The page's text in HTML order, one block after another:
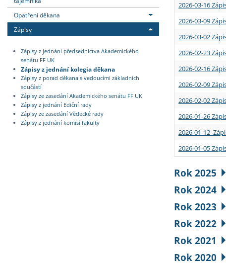
Opatření děkana
Zápisy
Zápisy z jednání předsednictva Akademického
senátu FF UK
Zápisy z jednání kolegia děkana
Zápisy z porad děkana s vedoucími základních
součástí
Zápisy ze zasedání Akademického senátu FF UK
Zápisy z jednání Ediční rady
Zápisy ze zasedání Vědecké rady
Zápisy z jednání komisí fakulty
2026-03-16
2026-03-09
2026-03-02
2026-02-23
2026-02-16
2026-02-09
2026-02-02
2026-01-26
2026-01-12
2026-01-05
Rok 2025
Rok 2024
Rok 2023
Rok 2022
Rok 2021
Rok 2020